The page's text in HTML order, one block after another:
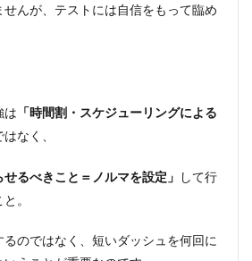
んが、テストには自信をもって臨め
は 「時間割・スケジューリングによる
なく、
せるべきこと＝ノルマを設定」
して行
。
のではなく、短いダッシュを何回に